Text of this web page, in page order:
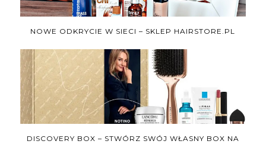
NOWE ODKRYCIE W SIECI – SKLEP HAIRSTORE.PL
DISCOVERY BOX – STWÓRZ SWÓJ WŁASNY BOX NA